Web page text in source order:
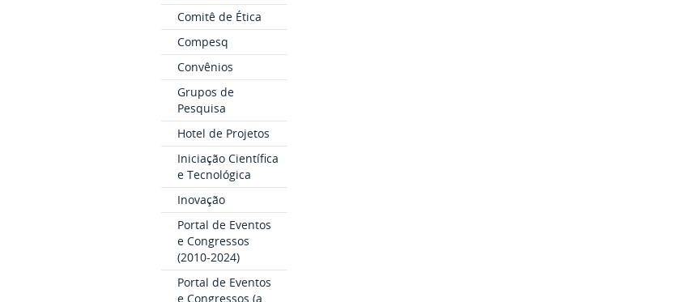
Comitê de Ética
Compesq
Convênios
Grupos de
Pesquisa
Hotel de Projetos
Iniciação Científica
e Tecnológica
Inovação
Portal de Eventos
e Congressos
(2010-2024)
Portal de Eventos
e Congressos (a